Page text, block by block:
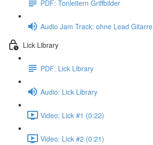
PDF: Tonleitern Griffbilder
Audio Jam Track: ohne Lead Gitarre
Lick Library
PDF: Lick Library
Audio: Lick Library
Video: Lick #1 (0:22)
Video: Lick #2 (0:21)